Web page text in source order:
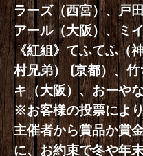
ラーズ（西宮）、戸
アール（大阪）、ミ
《紅組》てふてふ（
村兄弟） (京都）、
キ（大阪）、おーや
※お客様の投票によ
主催者から賞品か賞
に、お約束で冬や年